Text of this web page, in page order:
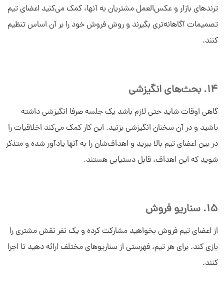
ترندهای بازار و عکس‌العمل مشتریان به آنها، کمک می‌کنید اعضای تیم
تصمیمات آگاهانه‌تری بگیرند و روش فروش خود را بر آن اساس تنظیم
کنند.
14. بحث‌های انگیزشی
گاهی اوقات شاید حتی لازم باشد یک جلسه صرفا انگیزشی داشته
باشید و در آن سخنان انگیزشی بزنید. این کار کمک می‌کند اخلاقیات را
در بین اعضای تیم بالا ببرید و اهداف‌شان را به آنها یادآور شده و متذکر
شوید که این اهداف، قابل دستیابی هستند.
15. سناریو فروش
از اعضای تیم فروش بخواهید مشارکت کرده و یک نفر نقش مشتری را
بازی کند. برای هر تیم، فهرستی از سناریوهای مختلف ارائه دهید تا اجرا
کنند.